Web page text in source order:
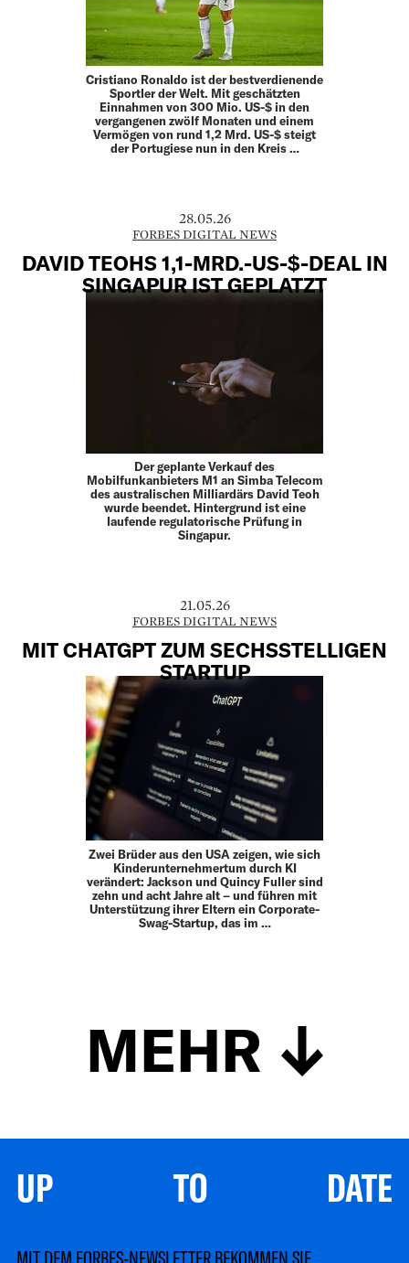
Cristiano Ronaldo ist der bestverdienende
Sportler der Welt. Mit geschätzten
Einnahmen von 300 Mio. US-$ in den
vergangenen zwölf Monaten und einem
Vermögen von rund 1,2 Mrd. US-$ steigt
der Portugiese nun in den Kreis …
28.05.26
FORBES DIGITAL NEWS
DAVID TEOHS 1,1-MRD.-US-$-DEAL IN
SINGAPUR IST GEPLATZT
Der geplante Verkauf des
Mobilfunkanbieters M1 an Simba Telecom
des australischen Milliardärs David Teoh
wurde beendet. Hintergrund ist eine
laufende regulatorische Prüfung in
Singapur.
21.05.26
FORBES DIGITAL NEWS
MIT CHATGPT ZUM SECHSSTELLIGEN
STARTUP
Zwei Brüder aus den USA zeigen, wie sich
Kinderunternehmertum durch KI
verändert: Jackson und Quincy Fuller sind
zehn und acht Jahre alt – und führen mit
Unterstützung ihrer Eltern ein Corporate-
Swag-Startup, das im …
MEHR
UP TO DATE
MIT DEM FORBES-NEWSLETTER BEKOMMEN SIE